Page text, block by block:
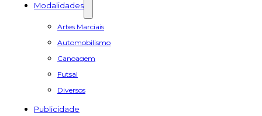
Modalidades
Artes Marciais
Automobilismo
Canoagem
Futsal
Diversos
Publicidade